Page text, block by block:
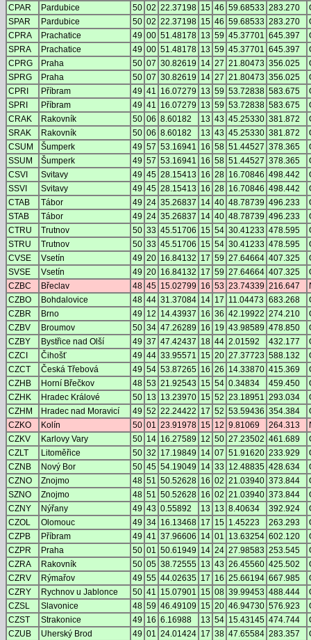
CPAR
Pardubice 50 02 22.37198 15 46 59.68533 283.270
SPAR
Pardubice 50 02 22.37198 15 46 59.68533 283.270
CPRA
Prachatice 49 00 51.48178 13 59 45.37701 645.397
SPRA
Prachatice 49 00 51.48178 13 59 45.37701 645.397
CPRG
Praha 50 07 30.82619 14 27 21.80473 356.025
SPRG
Praha 50 07 30.82619 14 27 21.80473 356.025
CPRI
Příbram 49 41 16.07279 13 59 53.72838 583.675
SPRI
Příbram 49 41 16.07279 13 59 53.72838 583.675
CRAK
Rakovník 50 06 8.60182 13 43 45.25330 381.872
SRAK
Rakovník 50 06 8.60182 13 43 45.25330 381.872
CSUM
Šumperk 49 57 53.16941 16 58 51.44527 378.365
SSUM
Šumperk 49 57 53.16941 16 58 51.44527 378.365
CSVI
Svitavy 49 45 28.15413 16 28 16.70846 498.442
SSVI
Svitavy 49 45 28.15413 16 28 16.70846 498.442
CTAB
Tábor 49 24 35.26837 14 40 48.78739 496.233
STAB
Tábor 49 24 35.26837 14 40 48.78739 496.233
CTRU
Trutnov 50 33 45.51706 15 54 30.41233 478.595
STRU
Trutnov 50 33 45.51706 15 54 30.41233 478.595
CVSE
Vsetín 49 20 16.84132 17 59 27.64664 407.325
SVSE
Vsetín 49 20 16.84132 17 59 27.64664 407.325
CZBC
Břeclav 48 45 15.02799 16 53 23.74339 216.647
CZBO
Bohdalovice 48 44 31.37084 14 17 11.04473 683.268
CZBR
Brno 49 12 14.43937 16 36 42.19922 274.210
CZBV
Broumov 50 34 47.26289 16 19 43.98589 478.850
CZBY
Bystřice nad Olší 49 37 47.42437 18 44 2.01592 432.177
CZCI
Čihošť 49 44 33.95571 15 20 27.37723 588.132
CZCT
Česká Třebová 49 54 53.87265 16 26 14.33870 415.369
CZHB
Horní Břečkov 48 53 21.92543 15 54 0.34834 459.450
CZHK
Hradec Králové 50 13 13.23970 15 52 23.18951 293.034
CZHM
Hradec nad Moravicí 49 52 22.24422 17 52 53.59436 354.384
CZKO
Kolín 50 01 23.91978 15 12 9.81069 264.313
CZKV
Karlovy Vary 50 14 16.27589 12 50 27.23502 461.689
CZLT
Litoměřice 50 32 17.19849 14 07 51.91620 233.929
CZNB
Nový Bor 50 45 54.19049 14 33 12.48835 428.634
CZNO
Znojmo 48 51 50.52628 16 02 21.03940 373.844
SZNO
Znojmo 48 51 50.52628 16 02 21.03940 373.844
CZNY
Nýřany 49 43 0.55892 13 13 8.40634 392.924
CZOL
Olomouc 49 34 16.13468 17 15 1.45223 263.293
CZPB
Příbram 49 41 37.96606 14 01 13.63254 602.120
CZPR
Praha 50 01 50.61949 14 24 27.98583 253.545
CZRA
Rakovník 50 05 38.72555 13 43 26.45560 425.502
CZRV
Rýmařov 49 55 44.02635 17 16 25.66194 667.985
CZRY
Rychnov u Jablonce 50 41 15.07901 15 08 39.99453 488.444
CZSL
Slavonice 48 59 46.49109 15 20 46.94730 576.923
CZST
Strakonice 49 16 6.16988 13 54 15.43145 474.744
CZUB
Uherský Brod 49 01 24.01424 17 38 47.65584 283.357